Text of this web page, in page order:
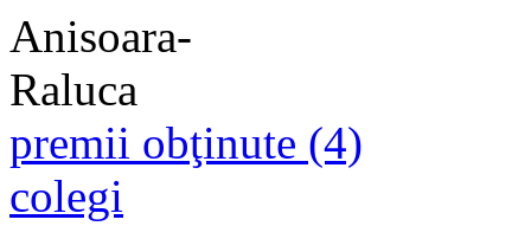
premii obţinute (4)
colegi